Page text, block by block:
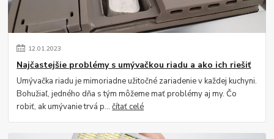
12.01.2023
Najčastejšie problémy s umývačkou riadu a ako ich riešiť
Umývačka riadu je mimoriadne užitočné zariadenie v každej kuchyni.
Bohužiaľ, jedného dňa s tým môžeme mať problémy aj my. Čo
robiť, ak umývanie trvá p...čítať celé